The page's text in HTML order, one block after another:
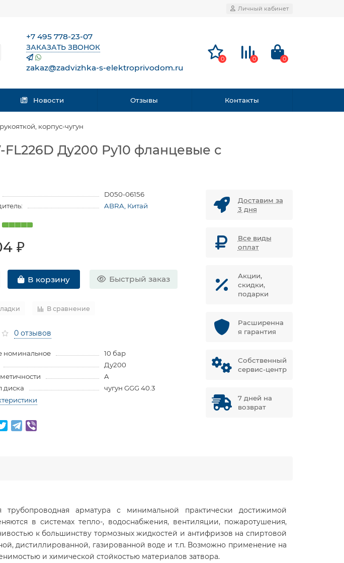
Личный кабинет
+7 495 778-23-07
ЗАКАЗАТЬ ЗВОНОК
zakaz@zadvizhka-s-elektroprivodom.ru
0 0 0
Новости Отзывы Контакты
корпус-чугун
Ду200 Ру10 фланцевые с
D050-06156
ABRA, Китай
₽
В корзину Быстрый заказ
В сравнение
0 отзывов
номинальное
10 бар
Ду200
A
диска
чугун GGG 40.3
Доставим за
3 дня
Все виды
оплат
Акции,
скидки,
подарки
Расширенна
я гарантия
Собственный
сервис-центр
7 дней на
возврат
арматура с минимальной практически достижимой
в системах тепло-, водоснабжения, вентиляции, пожаротушения,
к большинству тормозных жидкостей и антифризов на спиртовой
дистиллированной, газированной воде и т.п. Возможно применение на
и химической стойкостью материалов затвора.